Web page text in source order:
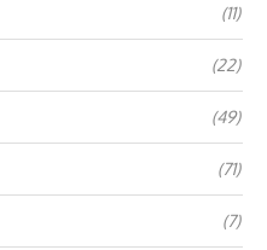
(11)
(22)
(49)
(71)
(7)